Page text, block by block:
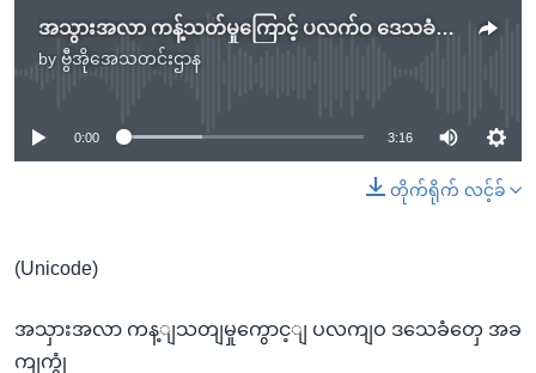
အသွားအလာ ကန့်သတ်မှုကြောင့် ပလက်ဝ ဒေသခံတွေ အခက်ကြုံ
by ဗွီအိုအေသတင်းဌာန
No media source currently available
0:00 3:16
တိုက်ရိုက် လင့်ခ်
(Unicode)
အသှားအလာ ကန့ျသတျမှုကွောင့ျ ပလကျဝ ဒသေခံတှေ အခ
ကျကွုံ